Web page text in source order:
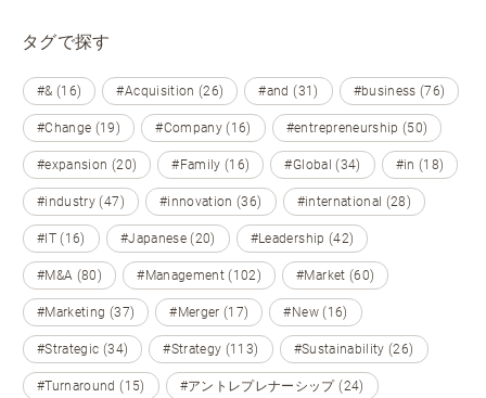
タグで探す
#& (16) #Acquisition (26) #and (31) #business (76)
#Change (19) #Company (16) #entrepreneurship (50)
#expansion (20) #Family (16) #Global (34) #in (18)
#industry (47) #innovation (36) #international (28)
#IT (16) #Japanese (20) #Leadership (42)
#M&A (80) #Management (102) #Market (60)
#Marketing (37) #Merger (17) #New (16)
#Strategic (34) #Strategy (113) #Sustainability (26)
#Turnaround (15) #アントレプレナーシップ (24)